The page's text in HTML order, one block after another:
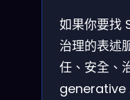
如果你要找
治理的表述
任、安全、
generative